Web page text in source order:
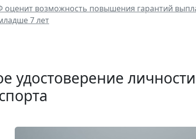
оценит возможность повышения гарантий
7 лет
удостоверение